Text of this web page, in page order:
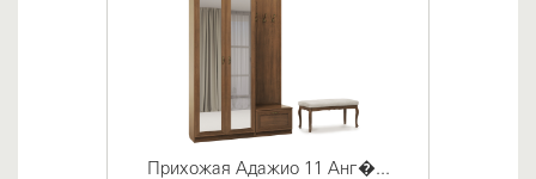
Прихожая Адажио 11 Анг�...